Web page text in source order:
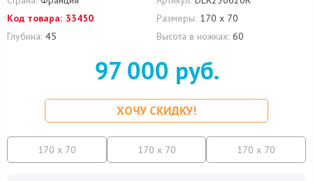
Код товара: 33450 Размеры: 170 х 70
Глубина: 45 Высота в ножках: 60
97 000 руб.
ХОЧУ СКИДКУ!
170 x 70 170 x 70 170 x 70